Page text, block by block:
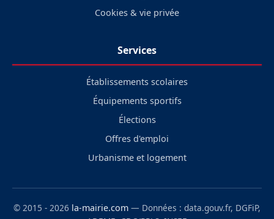
Cookies & vie privée
Services
Établissements scolaires
Équipements sportifs
Élections
Offres d'emploi
Urbanisme et logement
© 2015 - 2026 la-mairie.com — Données : data.gouv.fr, DGFiP,